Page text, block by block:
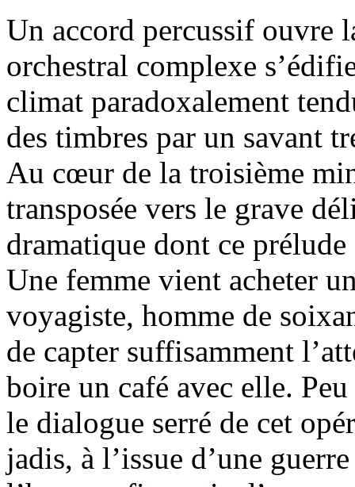
Un accord percussif ouvre
orchestral complexe
climat paradoxalement
des timbres par un savant
Au cœur de la troisième
transposée vers le grave
dramatique dont ce
Une femme vient acheter
voyagiste, homme de
de capter suffisamment
boire un café avec elle.
le dialogue serré de cet
jadis, à l’issue d’une